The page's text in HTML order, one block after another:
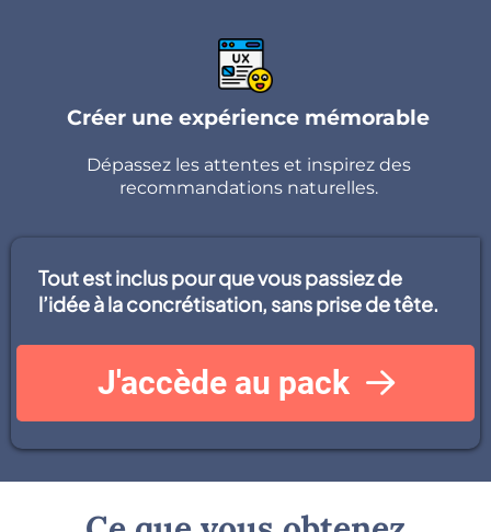
Créer une expérience mémorable
Dépassez les attentes et inspirez des
recommandations naturelles.
Tout est inclus pour que vous passiez de
l’idée à la concrétisation, sans prise de tête.
J'accède au pack